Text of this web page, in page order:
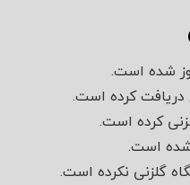
شده است.
کرده است.
کرده است.
شده است.
گلزنی نکرده است.